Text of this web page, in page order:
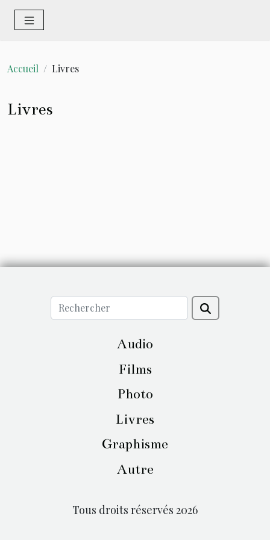
Accueil Livres
Livres
Audio
Films
Photo
Livres
Graphisme
Autre
Tous droits réservés 2026